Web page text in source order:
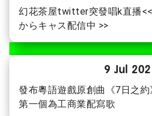
幻花茶屋twitter突發唱k直播
からキャス配信中 >>
9 Jul
發布粵語遊戲原創曲《7日之
第一個為工商業配寫歌